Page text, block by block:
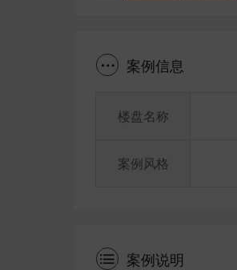
案例信息
楼盘名称
案例风格
案例说明